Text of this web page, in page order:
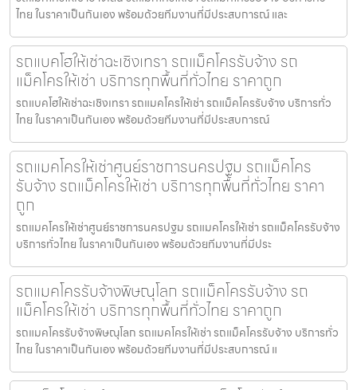
ไทย ในราคาเป็นกันเอง พร้อมด้วยทีมงานที่มีประสบการณ์ และ
รถแบคโฮให้เช่าฉะเชิงเทรา รถแม็คโครรับจ้าง รถ
แม็คโครให้เช่า บริการทุกพื้นที่ทั่วไทย ราคาถูก
รถแบคโฮให้เช่าฉะเชิงเทรา รถแมคโครให้เช่า รถแม็คโครรับจ้าง บริการทั่ว
ไทย ในราคาเป็นกันเอง พร้อมด้วยทีมงานที่มีประสบการณ์
รถแมคโครให้เช่าศูนย์ราชการนครปฐม รถแม็คโคร
รับจ้าง รถแม็คโครให้เช่า บริการทุกพื้นที่ทั่วไทย ราคา
ถูก
รถแมคโครให้เช่าศูนย์ราชการนครปฐม รถแมคโครให้เช่า รถแม็คโครรับจ้าง
บริการทั่วไทย ในราคาเป็นกันเอง พร้อมด้วยทีมงานที่มีประ
รถแมคโครรับจ้างพิษณุโลก รถแม็คโครรับจ้าง รถ
แม็คโครให้เช่า บริการทุกพื้นที่ทั่วไทย ราคาถูก
รถแมคโครรับจ้างพิษณุโลก รถแมคโครให้เช่า รถแม็คโครรับจ้าง บริการทั่ว
ไทย ในราคาเป็นกันเอง พร้อมด้วยทีมงานที่มีประสบการณ์ แ